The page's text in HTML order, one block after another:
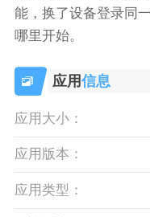
能，换了设备登录同
哪里开始。
应用信息
应用大小：
应用版本：
应用类型：